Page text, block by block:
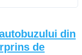
din
de